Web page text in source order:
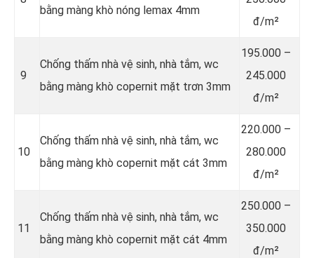
bằng màng khò nóng lemax 4mm
đ/m²
9
Chống thấm nhà vệ sinh, nhà tắm, wc
bằng màng khò copernit mặt trơn 3mm
195.000 –
245.000
đ/m²
10
Chống thấm nhà vệ sinh, nhà tắm, wc
bằng màng khò copernit mặt cát 3mm
220.000 –
280.000
đ/m²
11
Chống thấm nhà vệ sinh, nhà tắm, wc
bằng màng khò copernit mặt cát 4mm
250.000 –
350.000
đ/m²